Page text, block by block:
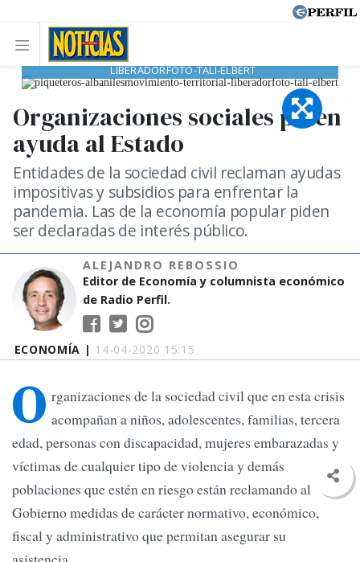
ECONOMÍA | 14-04-2020 15:15
Organizaciones sociales piden
ayuda al Estado
Entidades de la sociedad civil reclaman ayudas
impositivas y subsidios para enfrentar la
pandemia. Las de la economía popular piden
ser declaradas de interés público.
ALEJANDRO REBOSSIO
Editor de Economía y columnista económico
de Radio Perfil.
PIQUETEROS-ALBANILESMOVIMIENTO-TERRITORIAL-
LIBERADORFOTO-TALI-ELBERT
O rganizaciones de la sociedad civil que en esta crisis
acompañan a niños, adolescentes, familias, tercera
edad, personas con discapacidad, mujeres embarazadas y
víctimas de cualquier tipo de violencia y demás
poblaciones que estén en riesgo están reclamando al
Gobierno medidas de carácter normativo, económico,
fiscal y administrativo que permitan asegurar su